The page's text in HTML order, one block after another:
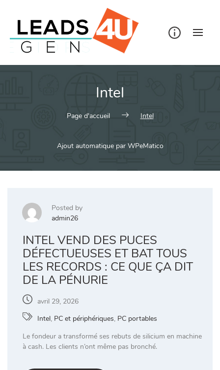
Intel
Page d'accueil Intel
Ajout automatique par WPeMatico
Posted by
admin26
INTEL VEND DES PUCES
DÉFECTUEUSES ET BAT TOUS
LES RECORDS : CE QUE ÇA DIT
DE LA PÉNURIE
avril 29, 2026
Intel, PC et périphériques, PC portables
Le fondeur a transformé ses rebuts de silicium en machine
à cash. Les clients n’ont même pas bronché.